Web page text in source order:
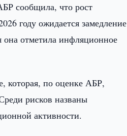
сообщила, что рост
году ожидается замедление
отметила инфляционное
которая, по оценке АБР,
рисков названы
активности.